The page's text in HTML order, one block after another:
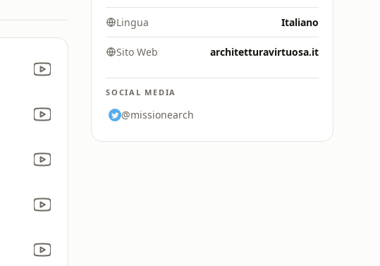
Lingua Italiano
Sito Web architetturavirtuosa.it
SOCIAL MEDIA
@missionearch